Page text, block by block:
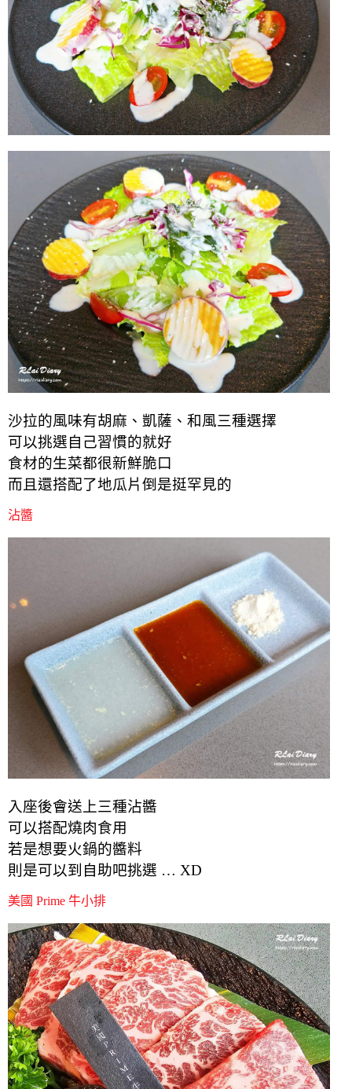
沙拉的風味有胡麻、凱薩、和風三種選擇
可以挑選自己習慣的就好
食材的生菜都很新鮮脆口
而且還搭配了地瓜片倒是挺罕見的
沾醬
入座後會送上三種沾醬
可以搭配燒肉食用
若是想要火鍋的醬料
則是可以到自助吧挑選 … XD
美國 Prime 牛小排